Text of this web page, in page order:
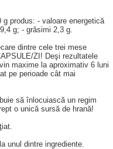
g produs: - valoare energetică
g; - grăsimi 2,3 g.
dintre cele trei mese
ZI! Deşi rezultatele
maxime la aproximativ 6 luni
pe perioade cât mai
să înlocuiască un regim
o unică sursă de hrană!
unul dintre ingrediente.